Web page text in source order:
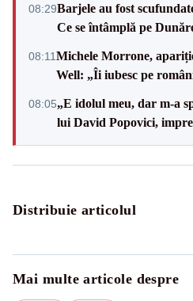
08:29Barjele au fost
Ce se întâmplă pe
08:11Michele Morrone,
Well: „Îi iubesc pe
08:05„E idolul meu, dar m-a
lui David Popovici,
Distribuie articolul
Mai multe articole despre